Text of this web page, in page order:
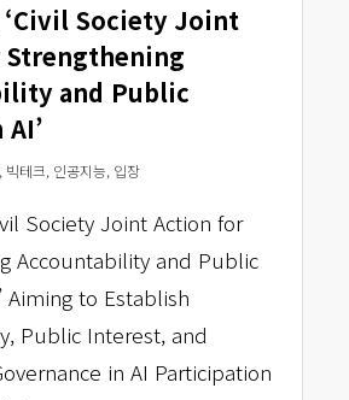
Society Joint
and Public
, 빅테크, 인공지능, 입장
Society Joint Action for
Accountability and Public
Aiming to Establish
Public Interest, and
in AI Participation